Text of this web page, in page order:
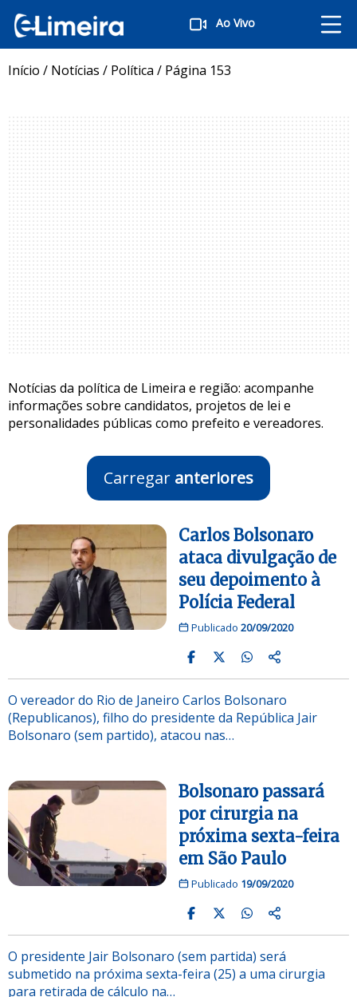
Ao Vivo
Início / Notícias / Política / Página 153
Notícias da política de Limeira e região: acompanhe
informações sobre candidatos, projetos de lei e
personalidades públicas como prefeito e vereadores.
Carregar anteriores
Carlos Bolsonaro
ataca divulgação de
seu depoimento à
Polícia Federal
Publicado 20/09/2020
O vereador do Rio de Janeiro Carlos Bolsonaro
(Republicanos), filho do presidente da República Jair
Bolsonaro (sem partido), atacou nas…
Bolsonaro passará
por cirurgia na
próxima sexta-feira
em São Paulo
Publicado 19/09/2020
O presidente Jair Bolsonaro (sem partida) será
submetido na próxima sexta-feira (25) a uma cirurgia
para retirada de cálculo na…